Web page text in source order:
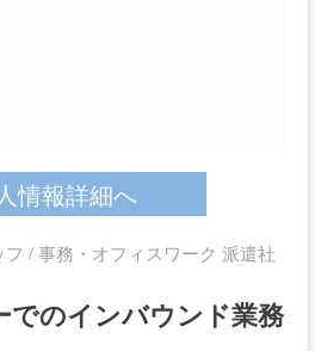
情報詳細へ
/ 事務・オフィスワーク 派遣社
でのインバウンド業務